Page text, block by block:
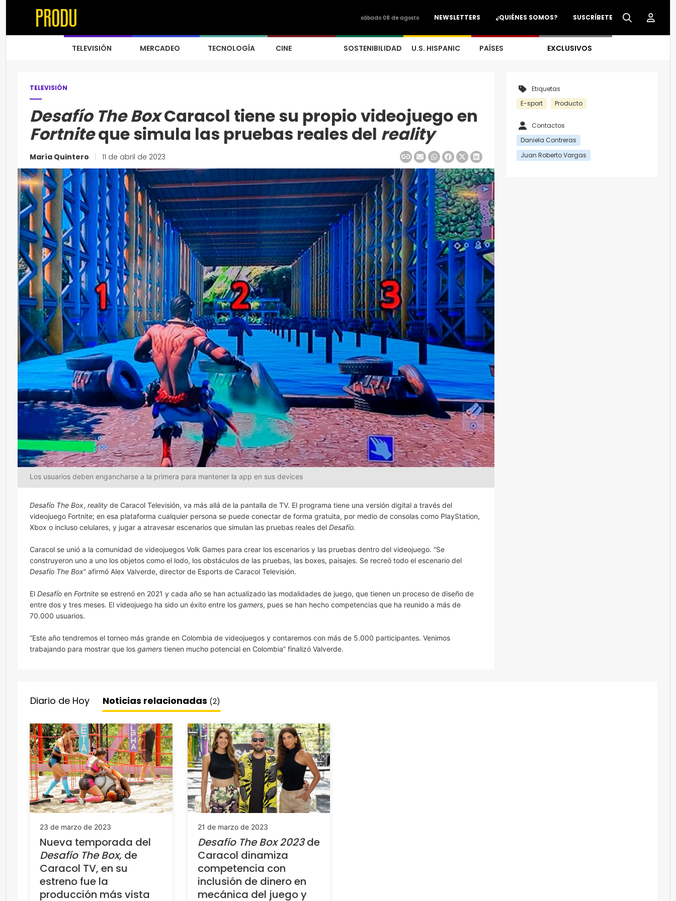
SUSCRÍBETE
¿QUIÉNES SOMOS?
NEWSLETTERS
sábado 08 de agosto
TELEVISIÓN MERCADEO TECNOLOGÍA CINE SOSTENIBILIDAD U.S. HISPANIC PAÍSES EXCLUSIVOS
TELEVISIÓN
Desafío The BoxCaracol tiene su propio videojuego en
Fortniteque simula las pruebas reales del reality
María Quintero 11 de abril de 2023
Los usuarios deben engancharse a la primera para mantener la app en sus devices
Desafío The Box, reality de Caracol Televisión, va más allá de la pantalla de TV. El programa tiene una versión digital a través del
videojuego Fortnite; en esa plataforma cualquier persona se puede conectar de forma gratuita, por medio de consolas como PlayStation,
Xbox o incluso celulares, y jugar a atravesar escenarios que simulan las pruebas reales del Desafío.
Caracol se unió a la comunidad de videojuegos Volk Games para crear los escenarios y las pruebas dentro del videojuego. “Se
construyeron uno a uno los objetos como el lodo, los obstáculos de las pruebas, las boxes, paisajes. Se recreó todo el escenario del
Desafío The Box” afirmó Alex Valverde, director de Esports de Caracol Televisión.
El Desafío en Fortnite se estrenó en 2021 y cada año se han actualizado las modalidades de juego, que tienen un proceso de diseño de
entre dos y tres meses. El videojuego ha sido un éxito entre los gamers, pues se han hecho competencias que ha reunido a más de
70.000 usuarios.
“Este año tendremos el torneo más grande en Colombia de videojuegos y contaremos con más de 5.000 participantes. Venimos
trabajando para mostrar que los gamers tienen mucho potencial en Colombia” finalizó Valverde.
Etiquetas
E-sport
Producto
Contactos
Daniela Contreras
Juan Roberto Vargas
Diario de Hoy Noticias relacionadas (2)
23 de marzo de 2023
Nueva temporada del
Desafío The Box, de
Caracol TV, en su
estreno fue la
producción más vista
21 de marzo de 2023
Desafío The Box 2023de
Caracol dinamiza
competencia con
inclusión de dinero en
mecánica del juego y